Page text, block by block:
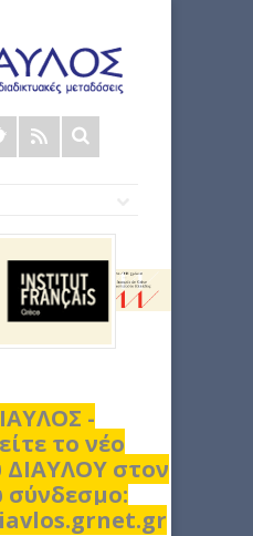
Φόρμα
αναζήτησης
-
το νέο
ΔΙΑΥΛΟΥ στον